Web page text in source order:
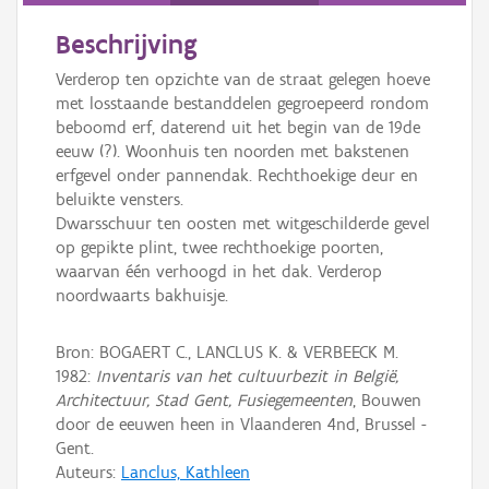
Beschrijving
Verderop ten opzichte van de straat gelegen hoeve
met losstaande bestanddelen gegroepeerd rondom
beboomd erf, daterend uit het begin van de 19de
eeuw (?). Woonhuis ten noorden met bakstenen
erfgevel onder pannendak. Rechthoekige deur en
beluikte vensters.
Dwarsschuur ten oosten met witgeschilderde gevel
op gepikte plint, twee rechthoekige poorten,
waarvan één verhoogd in het dak. Verderop
noordwaarts bakhuisje.
Bron: BOGAERT C., LANCLUS K. & VERBEECK M.
1982: Inventaris van het cultuurbezit in België,
Architectuur, Stad Gent, Fusiegemeenten, Bouwen
door de eeuwen heen in Vlaanderen 4nd, Brussel -
Gent.
Auteurs: Lanclus, Kathleen